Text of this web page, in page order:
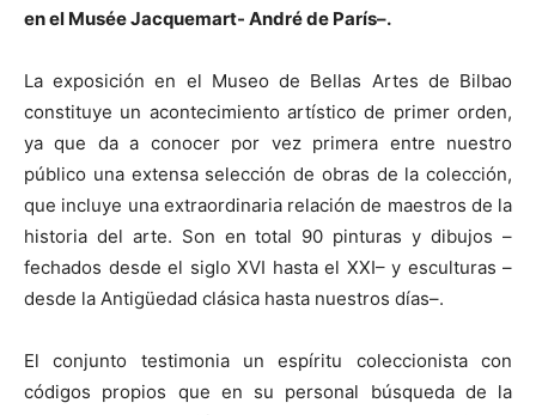
en el Musée Jacquemart- André de París–.
La exposición en el Museo de Bellas Artes de Bilbao
constituye un acontecimiento artístico de primer orden,
ya que da a conocer por vez primera entre nuestro
público una extensa selección de obras de la colección,
que incluye una extraordinaria relación de maestros de la
historia del arte. Son en total 90 pinturas y dibujos –
fechados desde el siglo XVI hasta el XXI– y esculturas –
desde la Antigüedad clásica hasta nuestros días–.
El conjunto testimonia un espíritu coleccionista con
códigos propios que en su personal búsqueda de la